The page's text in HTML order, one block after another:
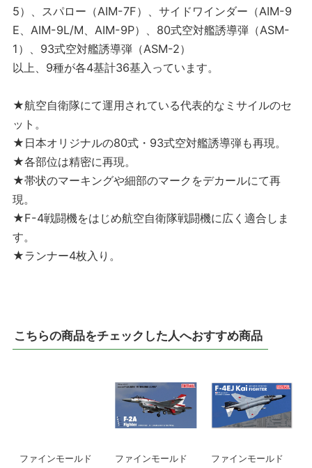
5）、スパロー（AIM-7F）、サイドワインダー（AIM-9
E、AIM-9L/M、AIM-9P）、80式空対艦誘導弾（ASM-
1）、93式空対艦誘導弾（ASM-2）
以上、9種が各4基計36基入っています。
★航空自衛隊にて運用されている代表的なミサイルのセ
ット。
★日本オリジナルの80式・93式空対艦誘導弾も再現。
★各部位は精密に再現。
★帯状のマーキングや細部のマークをデカールにて再
現。
★F-4戦闘機をはじめ航空自衛隊戦闘機に広く適合しま
す。
★ランナー4枚入り。
こちらの商品をチェックした人へおすすめ商品
ファインモールド ファインモールド ファインモールド